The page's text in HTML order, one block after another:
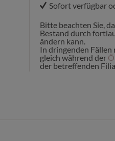
Sofort verfügbar
Bitte beachten Sie,
Bestand durch
ändern kann.
In dringenden Fällen
gleich während der
der betreffenden